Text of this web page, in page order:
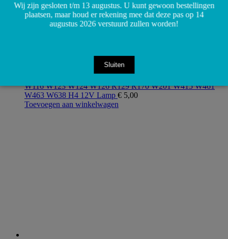
N072601012803 N000000008162 64 R107 W114 W115
W116 W123 W124 W126 R129 R170 W201 W415 W461
W463 W638 H4 12V Lamp € 5,00
Toevoegen aan winkelwagen
Wij zijn gesloten t/m 13 augustus. U kunt gewoon bestellingen
plaatsen, maar houd er rekening mee dat deze pas op 14
augustus 2026 verstuurd zullen worden!
Sluiten